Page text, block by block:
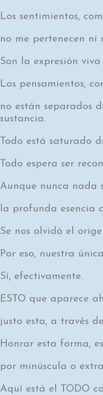
Los sentimientos,
no me pertenecen ni
Son la expresión
Los pensamientos,
no están separados
sustancia.
Todo está saturado
Todo espera ser
Aunque nunca nada
la profunda esencia
Se nos olvidó el
Por eso, nuestra
Sí, efectivamente.
ESTO que aparece
justo esta, a través
Honrar esta forma,
por minúscula o
Aquí está el TODO